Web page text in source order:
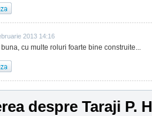
2013 14:16
cu multe roluri foarte bine construite...
despre Taraji P.